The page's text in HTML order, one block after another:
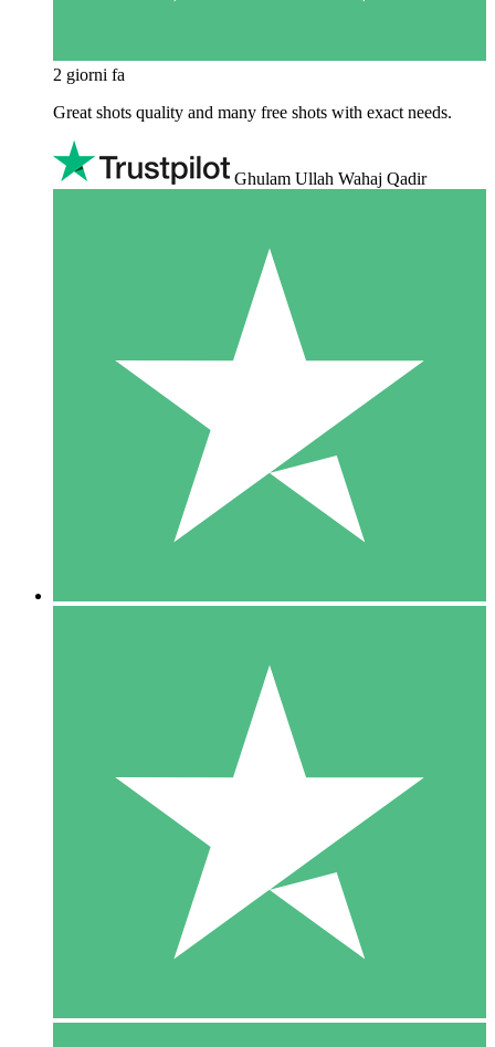
2 giorni fa
Great shots quality and many free shots with exact needs.
Ghulam Ullah Wahaj Qadir